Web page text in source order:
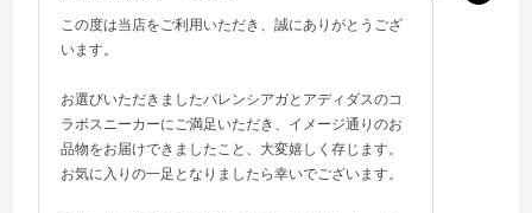
この度は当店をご利用いただき、誠にありがとうござ
います。
お選びいただきましたバレンシアガとアディダスのコ
ラボスニーカーにご満足いただき、イメージ通りのお
品物をお届けできましたこと、大変嬉しく存じます。
お気に入りの一足となりましたら幸いでございます。